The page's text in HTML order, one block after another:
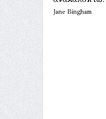
Jane Bingham